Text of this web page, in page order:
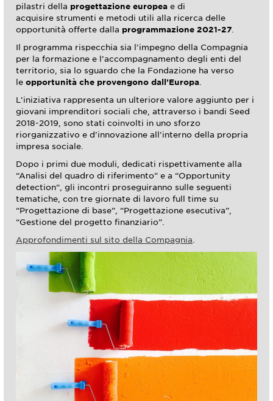
pilastri della progettazione europea e di
acquisire strumenti e metodi utili alla ricerca delle
opportunità offerte dalla programmazione 2021-27
Il programma rispecchia sia l’impegno della Compagnia
per la formazione e l’accompagnamento degli enti del
territorio, sia lo sguardo che la Fondazione ha verso
le opportunità che provengono dall’Europa
L’iniziativa rappresenta un ulteriore valore aggiunto per i
giovani imprenditori sociali che, attraverso i bandi Seed
2018-2019, sono stati coinvolti in uno sforzo
riorganizzativo e d’innovazione all’interno della propria
impresa sociale.
Dopo i primi due moduli, dedicati rispettivamente alla
“Analisi del quadro di riferimento” e a “Opportunity
detection“, gli incontri proseguiranno sulle seguenti
tematiche, con tre giornate di lavoro full time su
“Progettazione di base”, “Progettazione esecutiva”,
“Gestione del progetto finanziario”.
Approfondimenti sul sito della Compagnia